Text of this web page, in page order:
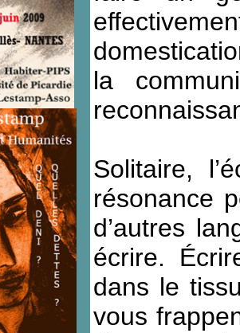
la
Solitaire,
résonance
d’autres
écrire.
dans le
vous